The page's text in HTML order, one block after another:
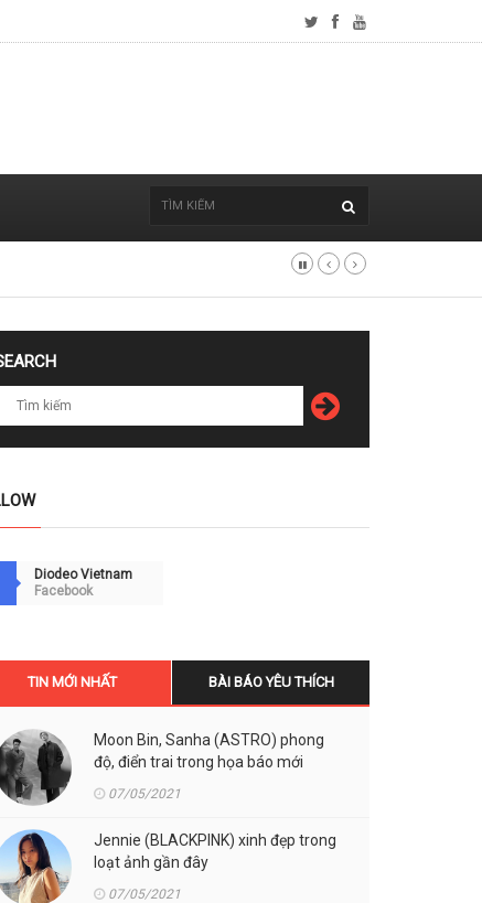
Diodeo Vietnam
Facebook
TIN MỚI NHẤT BÀI BÁO YÊU THÍCH
Moon Bin, Sanha (ASTRO) phong
độ, điển trai trong họa báo mới
07/05/2021
Jennie (BLACKPINK) xinh đẹp trong
loạt ảnh gần đây
07/05/2021